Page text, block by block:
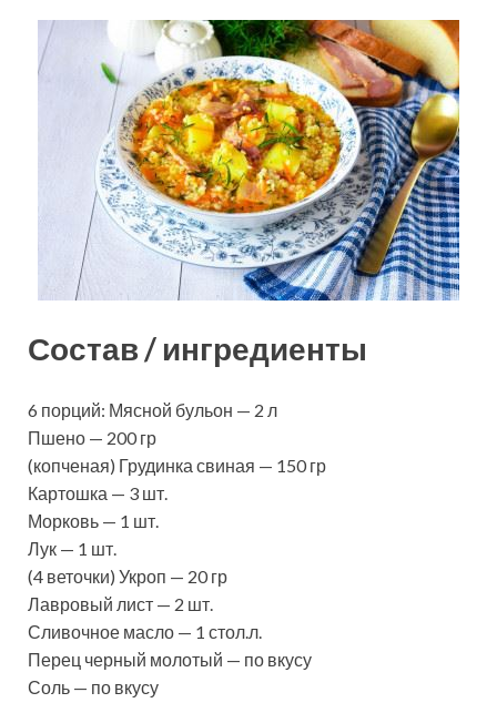
Состав / ингредиенты
6 порций: Мясной бульон — 2 л
Пшено — 200 гр
(копченая) Грудинка свиная — 150 гр
Картошка — 3 шт.
Морковь — 1 шт.
Лук — 1 шт.
(4 веточки) Укроп — 20 гр
Лавровый лист — 2 шт.
Сливочное масло — 1 стол.л.
Перец черный молотый — по вкусу
Соль — по вкусу